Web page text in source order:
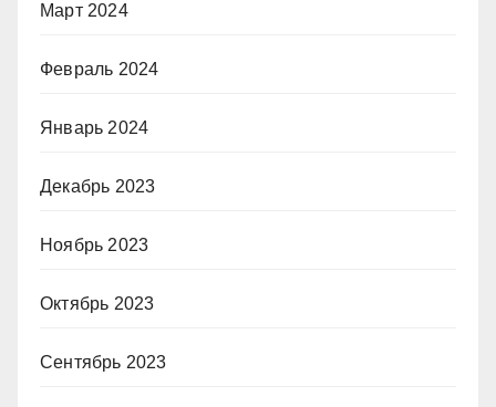
Март 2024
Февраль 2024
Январь 2024
Декабрь 2023
Ноябрь 2023
Октябрь 2023
Сентябрь 2023